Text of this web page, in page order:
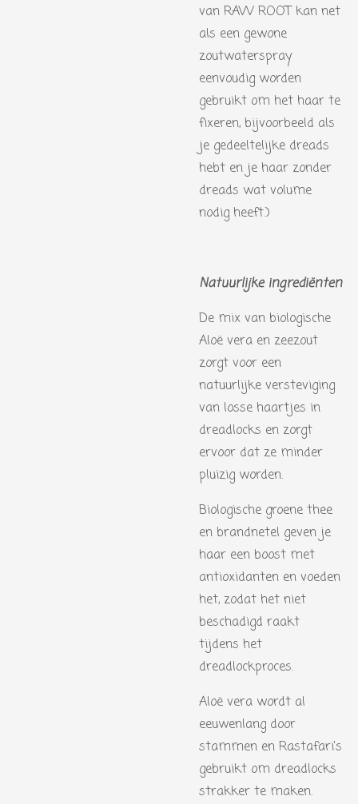
van RAW ROOT kan net
als een gewone
zoutwaterspray
eenvoudig worden
gebruikt om het haar te
fixeren, bijvoorbeeld als
je gedeeltelijke dreads
hebt en je haar zonder
dreads wat volume
nodig heeft.)
Natuurlijke ingrediënten
De mix van biologische
Aloë vera en zeezout
zorgt voor een
natuurlijke versteviging
van losse haartjes in
dreadlocks en zorgt
ervoor dat ze minder
pluizig worden.
Biologische groene thee
en brandnetel geven je
haar een boost met
antioxidanten en voeden
het, zodat het niet
beschadigd raakt
tijdens het
dreadlockproces.
Aloë vera wordt al
eeuwenlang door
stammen en Rastafari's
gebruikt om dreadlocks
strakker te maken.